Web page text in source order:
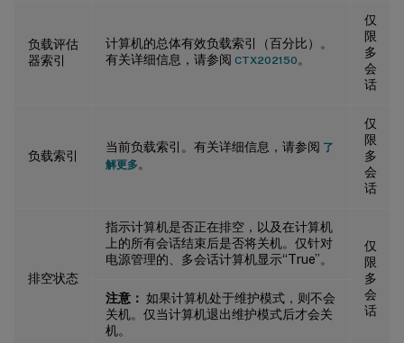
负载评估
器索引
计算机的总体有效负载索引（百分比）。
有关详细信息，请参阅 CTX202150 。
仅
限
多
会
话
负载索引
当前负载索引。有关详细信息，请参阅 了
解更多 。
仅
限
多
会
话
排空状态
指示计算机是否正在排空，以及在计算机
上的所有会话结束后是否将关机。仅针对
电源管理的、多会话计算机显示“True”。
仅
限
多
会
话
注意： 如果计算机处于维护模式，则不会
关机。仅当计算机退出维护模式后才会关
机。